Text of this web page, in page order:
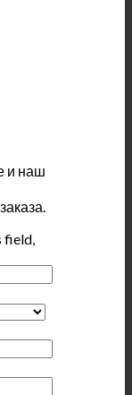
и наш
field,